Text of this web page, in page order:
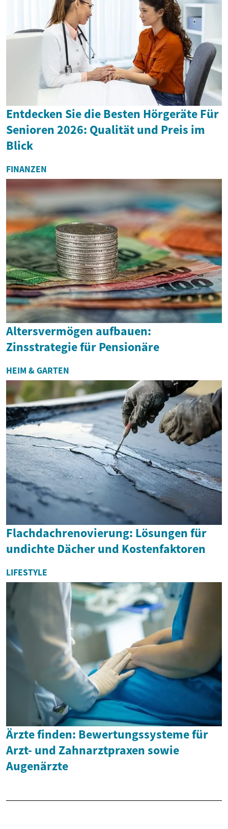
Entdecken Sie die Besten Hörgeräte Für
Senioren 2026: Qualität und Preis im
Blick
FINANZEN
Altersvermögen aufbauen:
Zinsstrategie für Pensionäre
HEIM & GARTEN
Flachdachrenovierung: Lösungen für
undichte Dächer und Kostenfaktoren
LIFESTYLE
Ärzte finden: Bewertungssysteme für
Arzt- und Zahnarztpraxen sowie
Augenärzte